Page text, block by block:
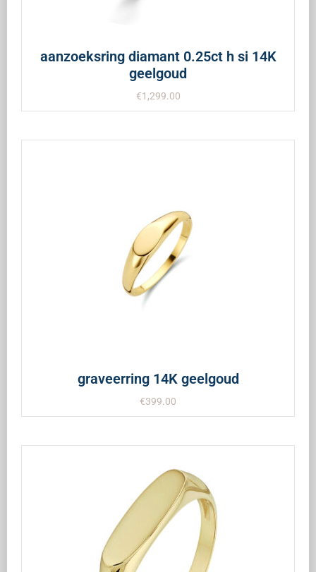
aanzoeksring diamant 0.25ct h si 14K
geelgoud
€1,299.00
graveerring 14K geelgoud
€399.00